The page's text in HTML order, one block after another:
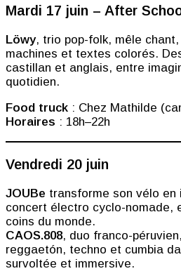
Mardi 17 juin – After
Löwy, trio pop-folk, mêle
machines et textes colorés.
castillan et anglais, entre
quotidien.
Food truck : Chez Mathilde
Horaires : 18h–22h
Vendredi 20 juin
JOUBe transforme son vélo en
concert électro cyclo-nomade,
coins du monde.
CAOS.808, duo franco-
reggaetón, techno et cumbia
survoltée et immersive.